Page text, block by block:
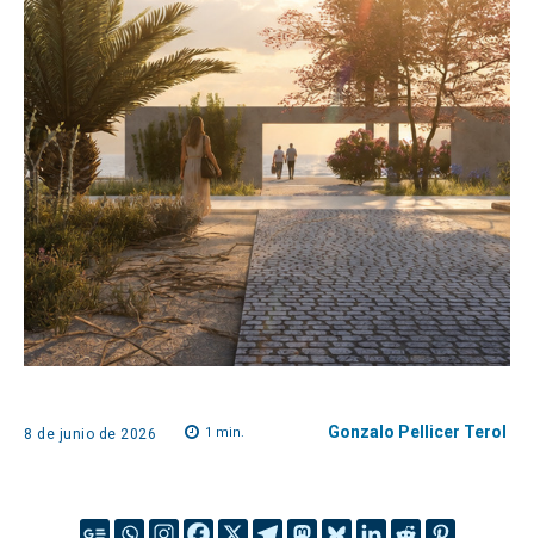
8 de junio de 2026 1 min. Gonzalo Pellicer Terol